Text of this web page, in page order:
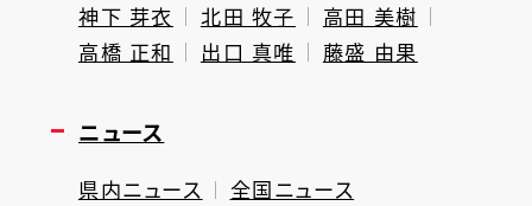
神下 芽衣
北田 牧子
高田 美樹
高橋 正和
出口 真唯 藤盛 由果
ニュース
県内ニュース 全国ニュース